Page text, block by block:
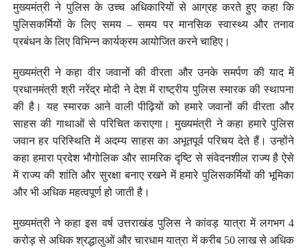
मुख्यमंत्री ने पुलिस के उच्च अधिकारियों से आग्रह करते हुए कहा कि
पुलिसकर्मियों के लिए समय – समय पर मानसिक स्वास्थ्य और तनाव
प्रबंधन के लिए विभिन्न कार्यक्रम आयोजित करने चाहिए।
मुख्यमंत्री ने कहा वीर जवानों की वीरता और उनके समर्पण की याद में
प्रधानमंत्री श्री नरेंद्र मोदी ने देश में राष्ट्रीय पुलिस स्मारक की स्थापना
की है। यह स्मारक आने वाली पीढ़ियों को हमारे जवानों की वीरता और
साहस की गाथाओं से परिचित कराएगा। मुख्यमंत्री ने कहा हमारे पुलिस
जवान हर परिस्थिति में अदम्य साहस का अभूतपूर्व परिचय देते हैं। उन्होंने
कहा हमारा प्रदेश भौगोलिक और सामरिक दृष्टि से संवेदनशील राज्य है ऐसे
में राज्य की शांति और सुरक्षा बनाए रखने में हमारे पुलिसकर्मियों की भूमिका
और भी अधिक महत्वपूर्ण हो जाती है।
मुख्यमंत्री ने कहा इस वर्ष उत्तराखंड पुलिस ने कांवड़ यात्रा में लगभग 4
करोड़ से अधिक श्रद्धालुओं और चारधाम यात्रा में करीब 50 लाख से अधिक